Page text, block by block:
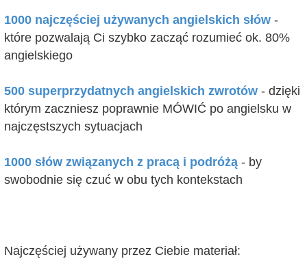
1000 najczęściej używanych angielskich słów -
które pozwalają Ci szybko zacząć rozumieć ok. 80%
angielskiego
500 superprzydatnych angielskich zwrotów - dzięki
którym zaczniesz poprawnie MÓWIĆ po angielsku w
najczęstszych sytuacjach
1000 słów związanych z pracą i podróżą - by
swobodnie się czuć w obu tych kontekstach
Najczęściej używany przez Ciebie materiał: